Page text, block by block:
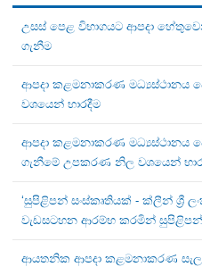
උසස් පෙළ විභාගයට ආපදා
ගැනීම
ආපදා කළමනාකරණ මධ්‍යස්ථානය
වශයෙන් භාරදීම
ආපදා කළමනාකරණ මධ්‍යස්ථානය
ගැනීමේ උපකරණ නිල වශයෙන්
‘සුපිළිපන් සංස්කෘතියක් - ක්ලීන් ශ්‍රී
වැඩසටහන ආරම්භ කරමින් සුපිළිපන්
ආයතනික ආපදා කළමනාකරණ